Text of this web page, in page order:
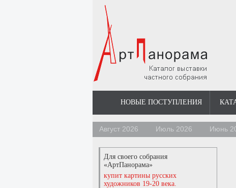
НОВЫЕ ПОСТУПЛЕНИЯ
Август 2026 Июль 2026 Июнь
Для своего собрания
«АртПанорама»
купит картины русских
художников 19-20 века.